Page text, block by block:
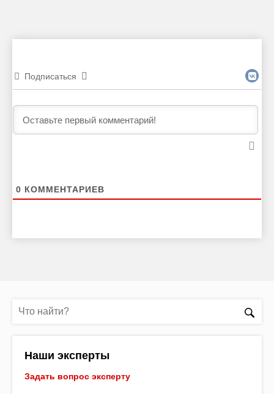
Подписаться
0 КОММЕНТАРИЕВ
Наши эксперты
Задать вопрос эксперту